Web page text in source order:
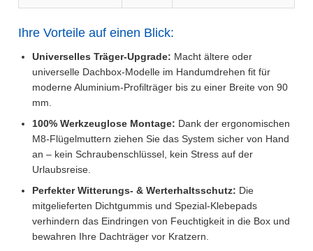
Ihre Vorteile auf einen Blick:
Universelles Träger-Upgrade: Macht ältere oder
universelle Dachbox-Modelle im Handumdrehen fit für
moderne Aluminium-Profilträger bis zu einer Breite von 90
mm.
100% Werkzeuglose Montage: Dank der ergonomischen
M8-Flügelmuttern ziehen Sie das System sicher von Hand
an – kein Schraubenschlüssel, kein Stress auf der
Urlaubsreise.
Perfekter Witterungs- & Werterhaltsschutz: Die
mitgelieferten Dichtgummis und Spezial-Klebepads
verhindern das Eindringen von Feuchtigkeit in die Box und
bewahren Ihre Dachträger vor Kratzern.